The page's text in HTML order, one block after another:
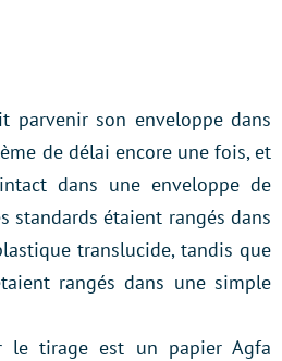
parvenir son enveloppe dans
de délai encore une fois, et
dans une enveloppe de
standards étaient rangés dans
translucide, tandis que
rangés dans une simple
le tirage est un papier Agfa